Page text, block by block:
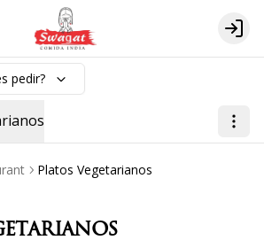
Login
pedir?
Platos Vegetarianos